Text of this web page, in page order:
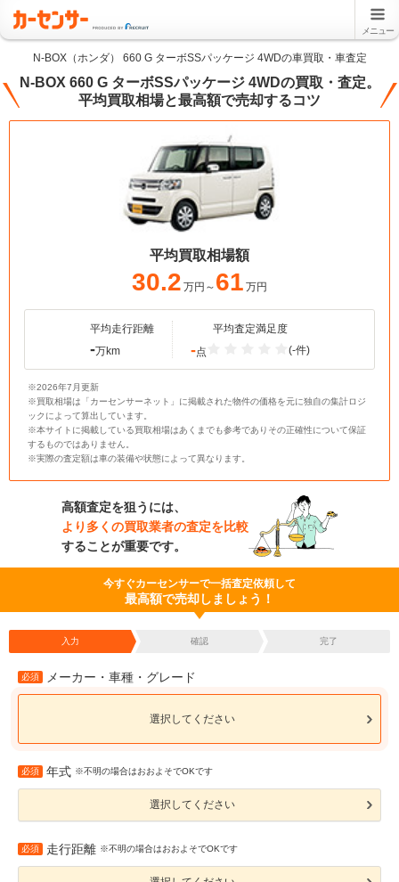
メニュー
N-BOX（ホンダ） 660 G ターボSSパッケージ 4WDの車買取・車査定
N-BOX 660 G ターボSSパッケージ 4WDの買取・査定。
平均買取相場と最高額で売却するコツ
平均買取相場額
30.2 万円～ 61 万円
平均走行距離
-万km
平均査定満足度
-点 (-件)
※2026年7月更新
※買取相場は「カーセンサーネット」に掲載された物件の価格を元に独自の集計ロジ
ックによって算出しています。
※本サイトに掲載している買取相場はあくまでも参考でありその正確性について保証
するものではありません。
※実際の査定額は車の装備や状態によって異なります。
高額査定を狙うには、
より多くの買取業者の査定を比較
することが重要です。
今すぐカーセンサーで一括査定依頼して
最高額で売却しましょう！
入力 確認 完了
必須 メーカー・車種・グレード
選択してください
必須 年式 ※不明の場合はおおよそでOKです
選択してください
必須 走行距離 ※不明の場合はおおよそでOKです